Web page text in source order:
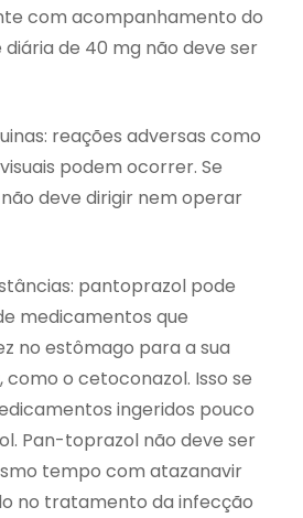
com acompanhamento do
diária de 40 mg não deve ser
reações adversas como
podem ocorrer. Se
deve dirigir nem operar
pantoprazol pode
medicamentos que
no estômago para a sua
o cetoconazol. Isso se
ingeridos pouco
Pan-toprazol não deve ser
tempo com atazanavir
no tratamento da infecção